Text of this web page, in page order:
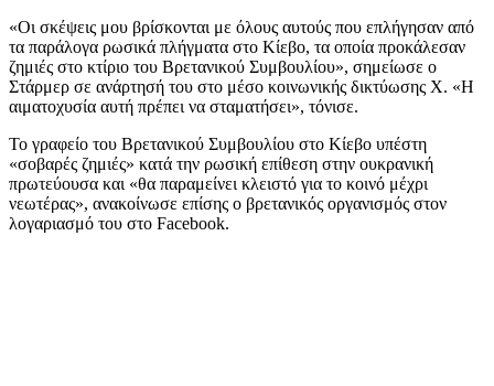
«Οι σκέψεις μου βρίσκονται με όλους αυτούς που επλήγησαν από
τα παράλογα ρωσικά πλήγματα στο Κίεβο, τα οποία προκάλεσαν
ζημιές στο κτίριο του Βρετανικού Συμβουλίου», σημείωσε ο
Στάρμερ σε ανάρτησή του στο μέσο κοινωνικής δικτύωσης X. «Η
αιματοχυσία αυτή πρέπει να σταματήσει», τόνισε.
Το γραφείο του Βρετανικού Συμβουλίου στο Κίεβο υπέστη
«σοβαρές ζημιές» κατά την ρωσική επίθεση στην ουκρανική
πρωτεύουσα και «θα παραμείνει κλειστό για το κοινό μέχρι
νεωτέρας», ανακοίνωσε επίσης ο βρετανικός οργανισμός στον
λογαριασμό του στο Facebook.